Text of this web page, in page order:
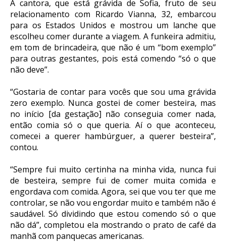
A cantora, que está grávida de Sofia, fruto de seu
relacionamento com Ricardo Vianna, 32, embarcou
para os Estados Unidos e mostrou um lanche que
escolheu comer durante a viagem. A funkeira admitiu,
em tom de brincadeira, que não é um “bom exemplo”
para outras gestantes, pois está comendo “só o que
não deve”.
“Gostaria de contar para vocês que sou uma grávida
zero exemplo. Nunca gostei de comer besteira, mas
no início [da gestação] não conseguia comer nada,
então comia só o que queria. Aí o que aconteceu,
comecei a querer hambúrguer, a querer besteira”,
contou.
“Sempre fui muito certinha na minha vida, nunca fui
de besteira, sempre fui de comer muita comida e
engordava com comida. Agora, sei que vou ter que me
controlar, se não vou engordar muito e também não é
saudável. Só dividindo que estou comendo só o que
não dá”, completou ela mostrando o prato de café da
manhã com panquecas americanas.